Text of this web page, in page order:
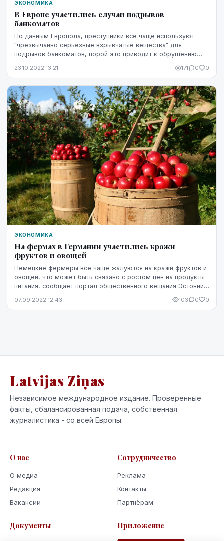
ЭКОНОМИКА
В Европе участились случаи подрывов
банкоматов
По данным Европола, преступники все чаще используют
"чрезвычайно серьезные взрывчатые вещества" для
подрывов банкоматов, порой это приводит к обрушению
23.10.2022 13:21 171 0 0
ЭКОНОМИКА
На фермах в Германии участились кражи
фруктов и овощей
Немецкие фермеры все чаще жалуются на кражи фруктов и
овощей, что может быть связано с ростом цен на продукты
питания, сообщает портал общественного вещания Эстонии
07.09.2022 12:43 103 0 0
Latvijas Ziņas
Независимое международное издание. Проверенные
факты, сбалансированная подача, собственная
журналистика - со всей Европы.
О нас
О медиа
Редакция
Вакансии
Сотрудничество
Реклама
Контакты
Партнёрам
Документы Приложение